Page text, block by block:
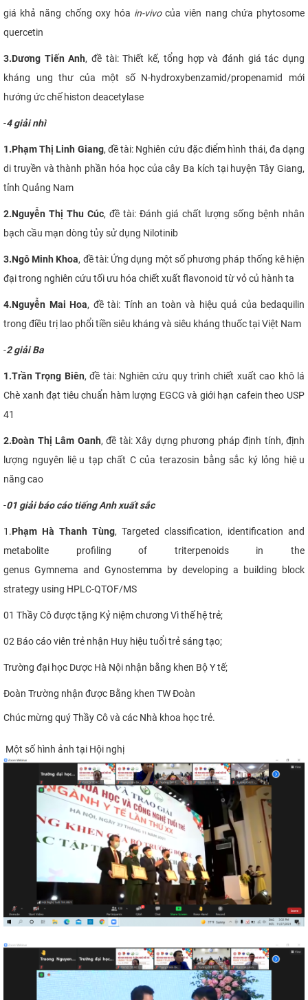
giá khả năng chống oxy hóa in-vivocủa viên nang chứa phytosome
quercetin
3.Dương Tiến Anh, đề tài:Thiết kế, tổng hợp và đánh giá tác dụng
kháng ung thư của một số N-hydroxybenzamid/propenamid mới
hướng ức chế histon deacetylase
-4 giải nhì
1.Phạm Thị Linh Giang, đề tài: Nghiên cứu đặc điểm hình thái, đa dạng
di truyền và thành phần hóa học của cây Ba kích tại huyện Tây Giang,
tỉnh Quảng Nam
2.Nguyễn Thị Thu Cúc, đề tài: Đánh giá chất lượng sống bệnh nhân
bạch cầu mạn dòng tủy sử dụng Nilotinib
3.Ngô Minh Khoa, đề tài: Ứng dụng một số phương pháp thống kê hiện
đại trong nghiên cứu tối ưu hóa chiết xuất flavonoid từ vỏ củ hành ta
4.Nguyễn Mai Hoa, đề tài: Tính an toàn và hiệu quả của bedaquilin
trong điều trị lao phổi tiền siêu kháng và siêu kháng thuốc tại Việt Nam
-2 giải Ba
1.Trần Trọng Biên, đề tài: Nghiên cứu quy trình chiết xuất cao khô lá
Chè xanh đạt tiêu chuẩn hàm lượng EGCG và giới hạn cafein theo USP
41
2.Đoàn Thị Lâm Oanh, đề tài: Xây dựng phương pháp định tính, định
lượng nguyên liệu tạp chất C của terazosin bằng sắc ký lỏng hiệu
năng cao
-01 giải báo cáo tiếng Anh xuất sắc
1.Phạm Hà Thanh Tùng, Targeted classification, identification and
metabolite profiling of triterpenoids in the
genus Gymnema and Gynostemma by developing a building block
strategy using HPLC-QTOF/MS
01 Thầy Cô được tặng Kỷ niệm chương Vì thế hệ trẻ;
02 Báo cáo viên trẻ nhận Huy hiệu tuổi trẻ sáng tạo;
Trường đại học Dược Hà Nội nhận bằng khen Bộ Y tế;
Đoàn Trường nhận được Bằng khen TW Đoàn
Chúc mừng quý Thầy Cô và các Nhà khoa học trẻ.
Một số hình ảnh tại Hội nghị